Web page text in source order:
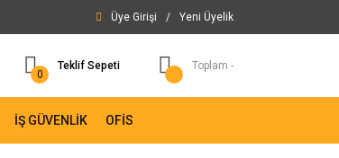
Üye Girişi / Yeni Üyelik
0
Teklif Sepeti Toplam -
İŞ GÜVENLİK OFİS